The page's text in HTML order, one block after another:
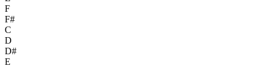
F
F#
C
D
D#
E